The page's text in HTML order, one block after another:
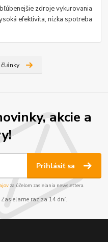
zdroje vykurovania
efektivita, nízka spotreba
akcie a
Prihlásiť sa
za účelom zasielania newslettera.
Zasielame raz za 14 dní.